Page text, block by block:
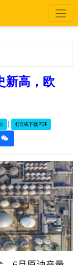
新高，欧
| 打印&下载PDF
weixin